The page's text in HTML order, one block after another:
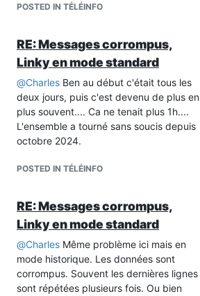
plus ou moins aléatoire.
Si je débranches le câble venant du
linky la LED rouge reste allumée
faiblement.
Même soucis sur un Orange Pi Zero LTS
et sur un Raspberry Pi 3 A+
POSTED IN TÉLÉINFO
RE: Messages corrompus,
Linky en mode standard
@Charles Ben au début c'était tous les
deux jours, puis c'est devenu de plus en
plus souvent.... Ca ne tenait plus 1h....
L'ensemble a tourné sans soucis depuis
octobre 2024.
POSTED IN TÉLÉINFO
RE: Messages corrompus,
Linky en mode standard
@Charles Même problème ici mais en
mode historique. Les données sont
corrompus. Souvent les dernières lignes
sont répétées plusieurs fois. Ou bien